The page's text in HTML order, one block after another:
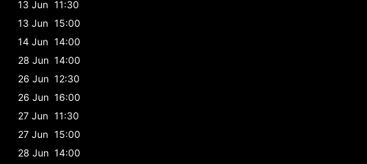
13 Jun 11:30
13 Jun 15:00
14 Jun 14:00
28 Jun 14:00
26 Jun 12:30
26 Jun 16:00
27 Jun 11:30
27 Jun 15:00
28 Jun 14:00